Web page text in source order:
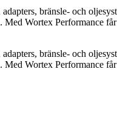
bränsle- och
Wortex Performance
bränsle- och
Wortex Performance